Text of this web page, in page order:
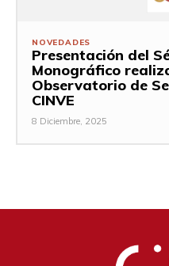
NOVEDADES
Presentación del
Monográfico
Observatorio de
CINVE
8 Diciembre, 2025